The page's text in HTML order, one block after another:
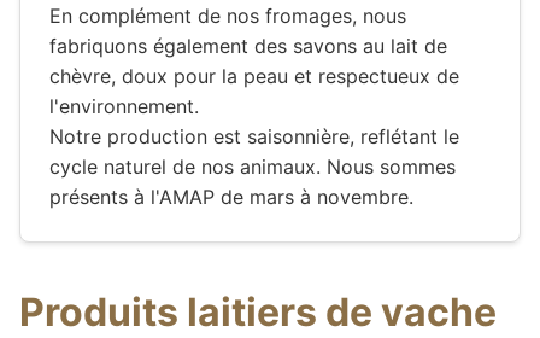
En complément de nos fromages, nous
fabriquons également des savons au lait de
chèvre, doux pour la peau et respectueux de
l'environnement.
Notre production est saisonnière, reflétant le
cycle naturel de nos animaux. Nous sommes
présents à l'AMAP de mars à novembre.
Produits laitiers de vache